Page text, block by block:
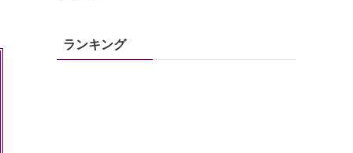
ランキング